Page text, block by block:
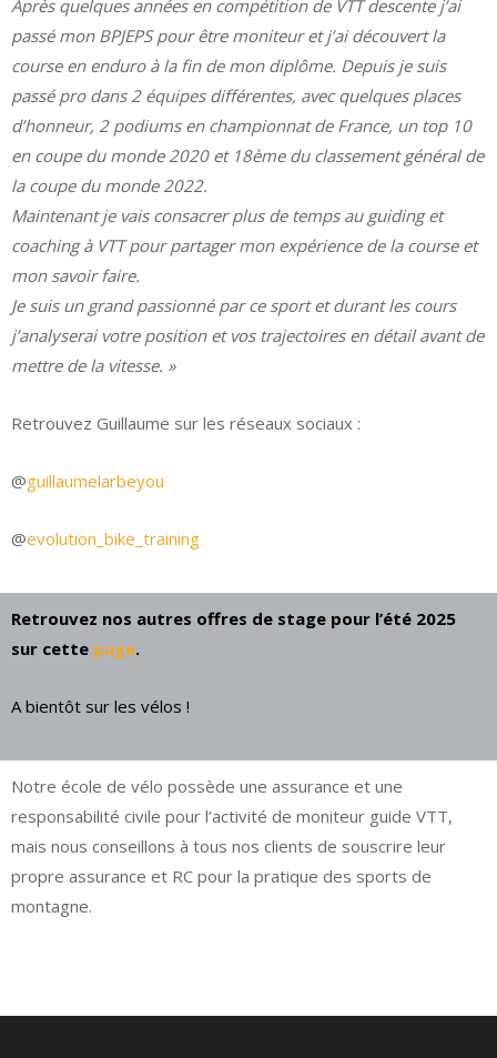
Après quelques années en compétition de VTT descente j’ai
passé mon BPJEPS pour être moniteur et j’ai découvert la
course en enduro à la fin de mon diplôme. Depuis je suis
passé pro dans 2 équipes différentes, avec quelques places
d’honneur, 2 podiums en championnat de France, un top 10
en coupe du monde 2020 et 18ème du classement général de
la coupe du monde 2022.
Maintenant je vais consacrer plus de temps au guiding et
coaching à VTT pour partager mon expérience de la course et
mon savoir faire.
Je suis un grand passionné par ce sport et durant les cours
j’analyserai votre position et vos trajectoires en détail avant de
mettre de la vitesse. »
Retrouvez Guillaume sur les réseaux sociaux :
@guillaumelarbeyou
@evolution_bike_training
Retrouvez nos autres offres de stage pour l’été 2025
sur cette page.
A bientôt sur les vélos !
Notre école de vélo possède une assurance et une
responsabilité civile pour l’activité de moniteur guide VTT,
mais nous conseillons à tous nos clients de souscrire leur
propre assurance et RC pour la pratique des sports de
montagne.